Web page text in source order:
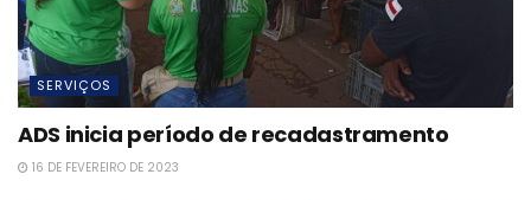
SERVIÇOS
ADS inicia período de recadastramento
16 DE FEVEREIRO DE 2023